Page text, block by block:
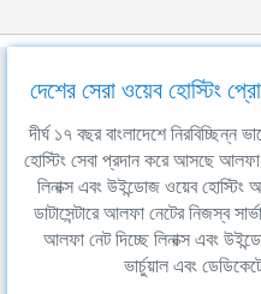
দেশের সেরা ওয়েব হোস্টিং
দীর্ঘ ১৭ বছর বাংলাদেশে নিরবিচ্ছিন্ন
হোস্টিং সেবা প্রদান করে আসছে
লিনাক্স এবং উইন্ডোজ ওয়েব হোস্টিং
ডাটাসেন্টারে আলফা নেটের নিজস্ব
আলফা নেট দিচ্ছে লিনাক্স এবং
ভার্চুয়াল এবং